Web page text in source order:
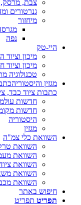
צבת, מרסק,
גנרטורים
מיחזור
נפה
היי-טק
מיכון וציוד
מיכון וציוד
טכנולוגיה
מגזין והיסטוריה
כתבות ציוד כבד,
חדשות
חדשות
היסטוריה
מגזין
השוואת כלי צמ"ה
השוואת
השוואת
השוואת
השוואת
השוואת
חיפוש באתר
תפריט תפריט